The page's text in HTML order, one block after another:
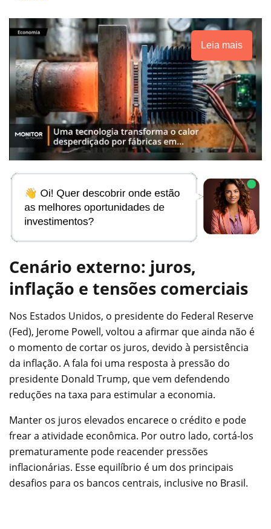
Leia mais
Cenário externo: juros,
inflação e tensões comerciais
Nos Estados Unidos, o presidente do Federal Reserve
(Fed), Jerome Powell, voltou a afirmar que ainda não é
o momento de cortar os juros, devido à persistência
da inflação. A fala foi uma resposta à pressão do
presidente Donald Trump, que vem defendendo
reduções na taxa para estimular a economia.
Manter os juros elevados encarece o crédito e pode
frear a atividade econômica. Por outro lado, cortá-los
prematuramente pode reacender pressões
inflacionárias. Esse equilíbrio é um dos principais
desafios para os bancos centrais, inclusive no Brasil.